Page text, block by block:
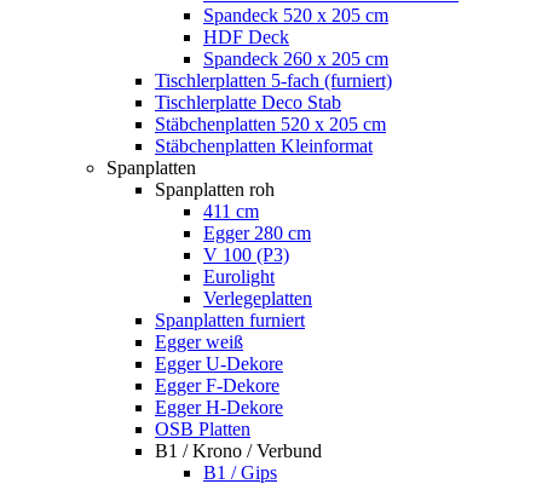
Spandeck 520 x 205 cm
HDF Deck
Spandeck 260 x 205 cm
Tischlerplatten 5-fach (furniert)
Tischlerplatte Deco Stab
Stäbchenplatten 520 x 205 cm
Stäbchenplatten Kleinformat
Spanplatten
Spanplatten roh
411 cm
Egger 280 cm
V 100 (P3)
Eurolight
Verlegeplatten
Spanplatten furniert
Egger weiß
Egger U-Dekore
Egger F-Dekore
Egger H-Dekore
OSB Platten
B1 / Krono / Verbund
B1 / Gips